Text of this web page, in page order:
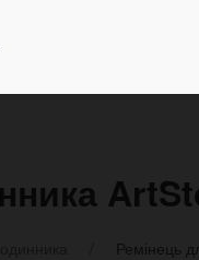
Ремінець